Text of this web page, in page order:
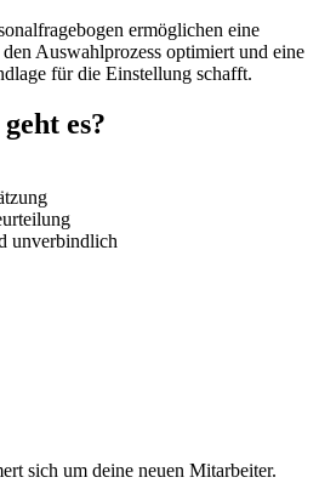
ermöglichen eine
Auswahlprozess optimiert und eine
für die Einstellung schafft.
es?
unverbindlich
sich um deine neuen Mitarbeiter.